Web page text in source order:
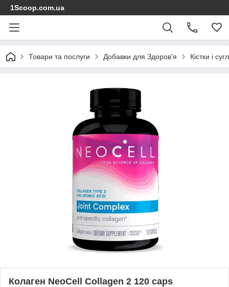
1Scoop.com.ua
Товари та послуги Добавки для Здоров'я Кістки і
Колаген NeoCell Collagen 2 120 caps